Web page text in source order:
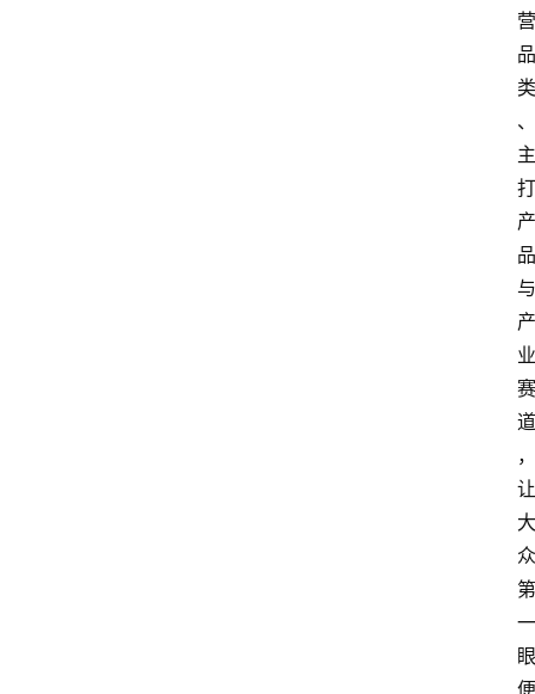
营
品
类
、
主
打
产
品
与
产
业
赛
道
，
让
大
众
第
一
眼
便